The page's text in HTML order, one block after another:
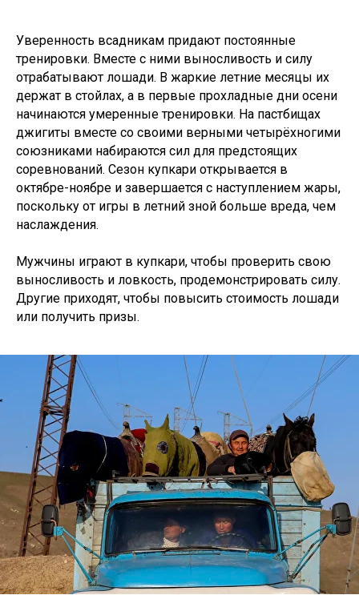
Уверенность всадникам придают постоянные
тренировки. Вместе с ними выносливость и силу
отрабатывают лошади. В жаркие летние месяцы их
держат в стойлах, а в первые прохладные дни осени
начинаются умеренные тренировки. На пастбищах
джигиты вместе со своими верными четырёхногими
союзниками набираются сил для предстоящих
соревнований. Сезон купкари открывается в
октябре-ноябре и завершается с наступлением жары,
поскольку от игры в летний зной больше вреда, чем
наслаждения.
Мужчины играют в купкари, чтобы проверить свою
выносливость и ловкость, продемонстрировать силу.
Другие приходят, чтобы повысить стоимость лошади
или получить призы.